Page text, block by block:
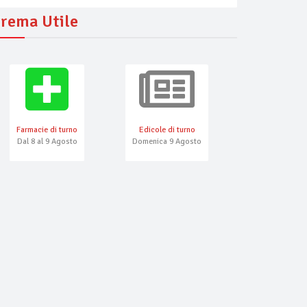
Utile
Farmacie di turno
Dal 8 al 9 Agosto
Edicole di turno
Domenica 9 Agosto